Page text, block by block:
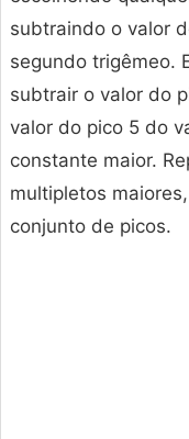
subtraindo o valor
segundo trigêmeo.
subtrair o valor do
valor do pico 5 do
constante maior.
multipletos
conjunto de picos.